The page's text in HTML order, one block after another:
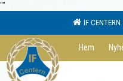
""
IF CENTERN
Hem